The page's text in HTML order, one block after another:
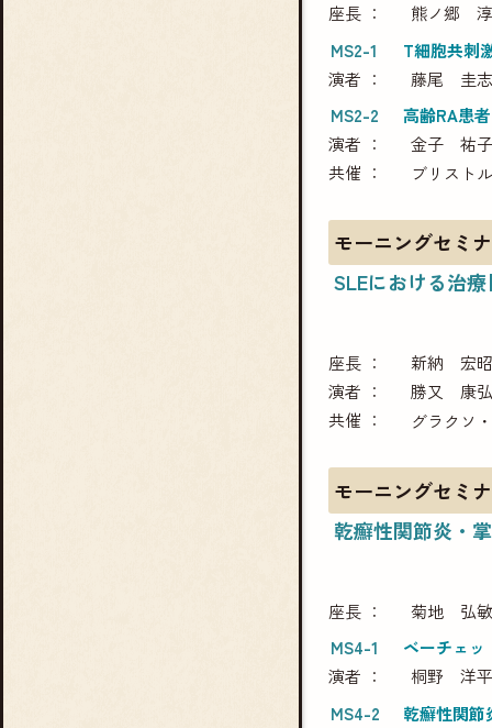
座長
熊ノ郷 淳
MS2-1
T細胞共刺
演者
藤尾 圭志
MS2-2
高齢RA患
演者
金子 祐子
共催
ブリスト
モーニングセミ
SLEにおける治
座長
新納 宏昭
演者
勝又 康弘
共催
グラクソ
モーニングセミ
乾癬性関節炎・
座長
菊地 弘敏
MS4-1
ベーチェッ
演者
桐野 洋平
MS4-2
乾癬性関節